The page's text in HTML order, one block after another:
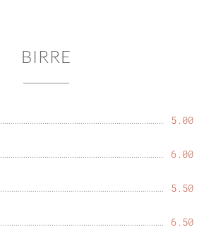
BIRRE
5.00
6.00
5.50
6.50